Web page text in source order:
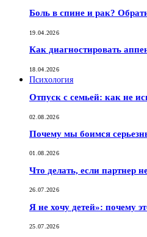
Боль в спине и рак?
19.04.2026
Как диагностировать
18.04.2026
Психология
Отпуск с семьей: как не
02.08.2026
Почему мы боимся
01.08.2026
Что делать, если партнер
26.07.2026
Я не хочу детей»: почему
25.07.2026